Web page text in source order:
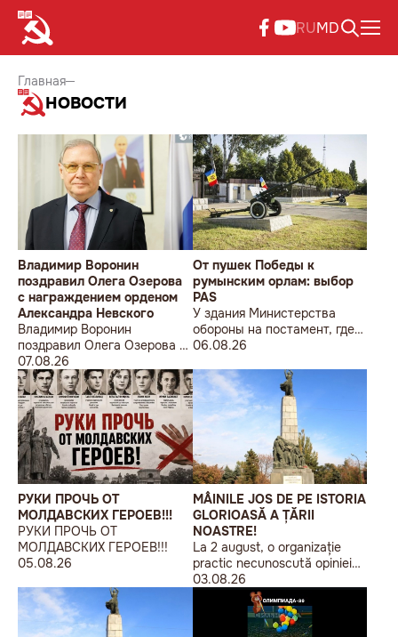
RUMD
Главная
НОВОСТИ
Владимир Воронин
поздравил Олега Озерова
с награждением орденом
Александра Невского
Владимир Воронин
поздравил Олега Озерова с
награждением орденом
Александра Невского
07.08.26
От пушек Победы к
румынским орлам: выбор
PAS
У здания Министерства
обороны на постамент, где
прежде стояла знаменитая
мужчина возложил букет
цветов.
06.08.26
РУКИ ПРОЧЬ ОТ
МОЛДАВСКИХ ГЕРОЕВ!!!
РУКИ ПРОЧЬ ОТ
МОЛДАВСКИХ ГЕРОЕВ!!!
05.08.26
MÂINILE JOS DE PE ISTORIA
GLORIOASĂ A ȚĂRII
NOASTRE!
La 2 august, o organizație
practic necunoscută opiniei
publice, autointitulată „Liga
Studenților Basarabeni”, a
organizat la Chișinău o
acțiune de protest modestă,
03.08.26